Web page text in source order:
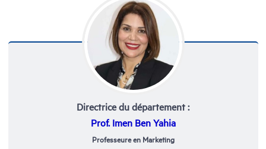
Directrice du département :
Prof. Imen Ben Yahia
Professeure en Marketing